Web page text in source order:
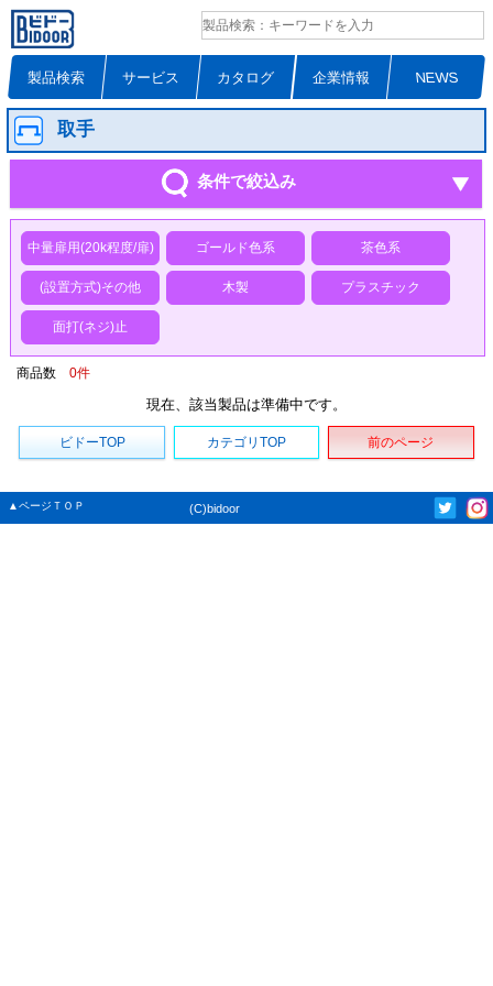
製品検索 サービス カタログ 企業情報 NEWS
取手
条件で絞込み
中量扉用(20k程度/扉) ゴールド色系 茶色系
(設置方式)その他 木製 プラスチック
面打(ネジ)止
商品数 0件
現在、該当製品は準備中です。
ビドーTOP カテゴリTOP 前のページ
▲ページＴＯＰ (C)bidoor